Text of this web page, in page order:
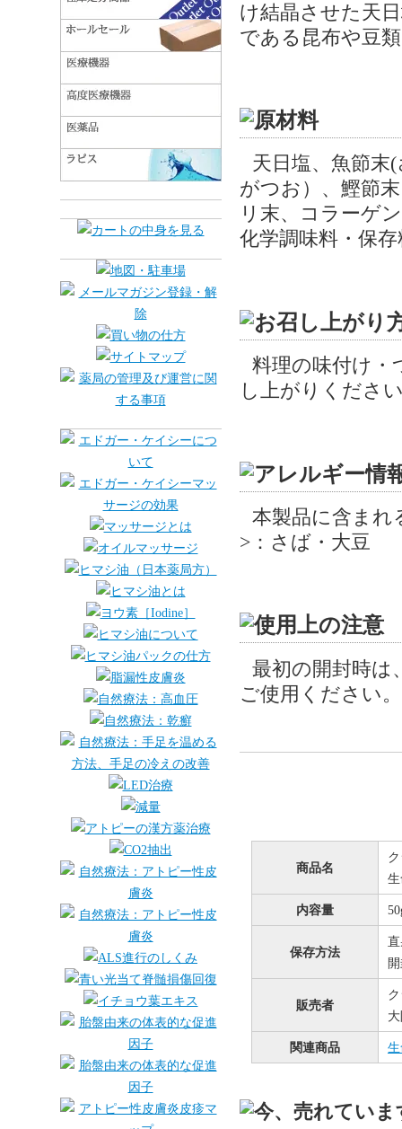
け結晶させた天
である昆布や豆
天日塩、魚節末
がつお）、鰹節
リ末、コラーゲ
化学調味料・保
料理の味付け・
し上がりくださ
本製品に含まれ
>：さば・大豆
最初の開封時は
ご使用ください。
商品名
内容量
保存方法
販売者
関連商品